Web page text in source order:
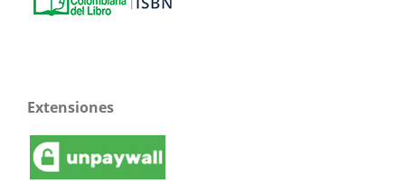
Extensiones